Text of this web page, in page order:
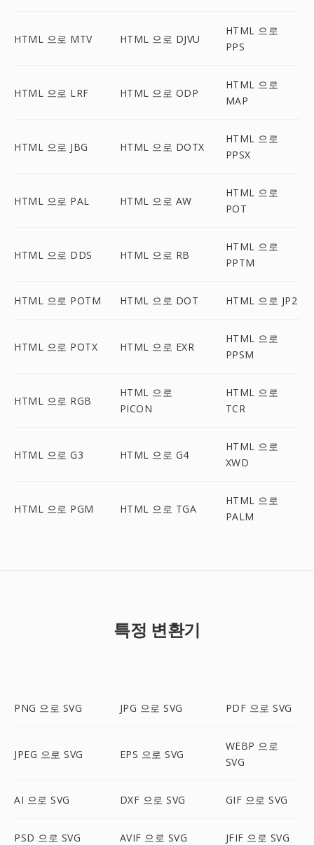
HTML 으로 MTV HTML 으로 DJVU
HTML 으로
PPS
HTML 으로 LRF HTML 으로 ODP
HTML 으로
MAP
HTML 으로 JBG HTML 으로 DOTX
HTML 으로
PPSX
HTML 으로 PAL HTML 으로 AW
HTML 으로
POT
HTML 으로 DDS HTML 으로 RB
HTML 으로
PPTM
HTML 으로 POTM HTML 으로 DOT HTML 으로 JP2
HTML 으로 POTX HTML 으로 EXR
HTML 으로
PPSM
HTML 으로 RGB
HTML 으로
PICON
HTML 으로
TCR
HTML 으로 G3 HTML 으로 G4
HTML 으로
XWD
HTML 으로 PGM HTML 으로 TGA
HTML 으로
PALM
특정 변환기
PNG 으로 SVG JPG 으로 SVG PDF 으로 SVG
JPEG 으로 SVG EPS 으로 SVG
WEBP 으로
SVG
AI 으로 SVG DXF 으로 SVG GIF 으로 SVG
PSD 으로 SVG AVIF 으로 SVG JFIF 으로 SVG